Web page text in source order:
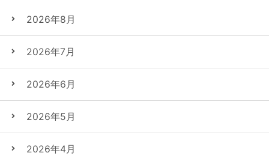
2026年8月
2026年7月
2026年6月
2026年5月
2026年4月